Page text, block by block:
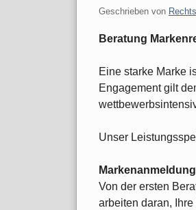
Geschrieben von
Beratung
Eine starke Marke
Engagement gilt
Unser
Von der ersten
arbeiten daran,